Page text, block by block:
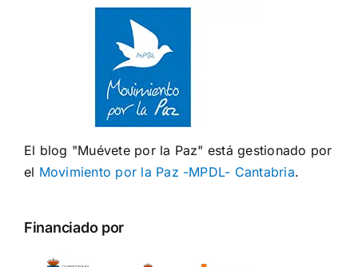
El blog "Muévete por la Paz" está gestionado por
el Movimiento por la Paz -MPDL- Cantabria.
Financiado por